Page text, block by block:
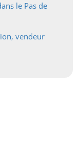
le Pas de
vendeur